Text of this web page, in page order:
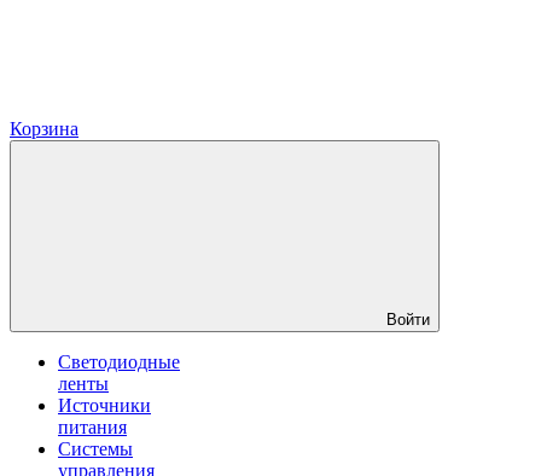
Корзина
Войти
Светодиодные
ленты
Источники
питания
Системы
управления